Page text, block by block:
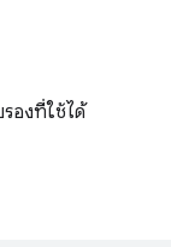
องที่ใช้ได้